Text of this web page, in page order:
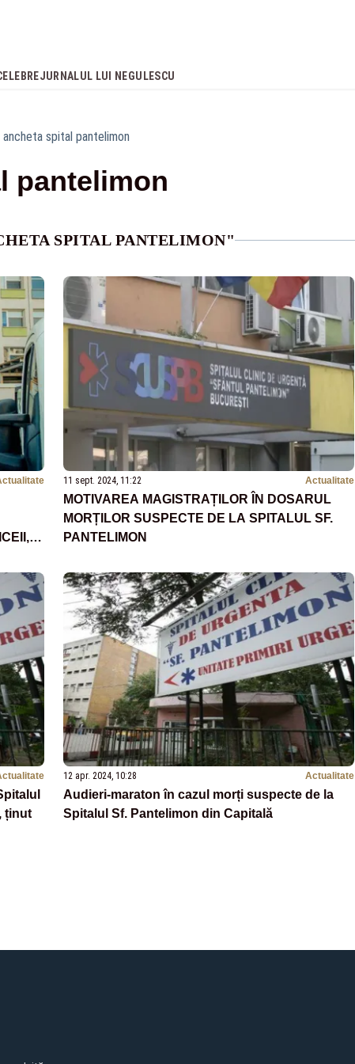
JURNALUL LUI NEGULESCU
ancheta spital pantelimon
pantelimon
SPITAL PANTELIMON"
11 sept. 2024, 11:22 Actualitate
MOTIVAREA MAGISTRAȚILOR ÎN DOSARUL
MORȚILOR SUSPECTE DE LA SPITALUL SF.
PANTELIMON
ținut
12 apr. 2024, 10:28 Actualitate
Audieri-maraton în cazul morți suspecte de la
Spitalul Sf. Pantelimon din Capitală